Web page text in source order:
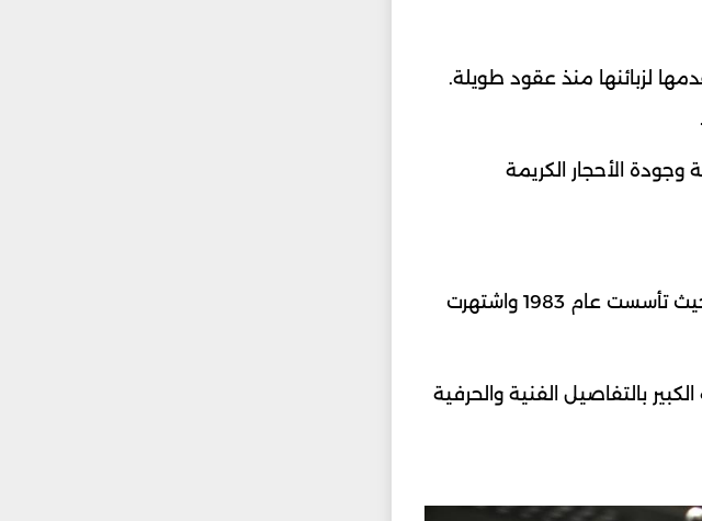
التي تقدمها لزبائنها منذ عقود طويلة.
الأحجار الكريمة
تعتبر علامة ياسر يونس من العلامات اللبنانية المميزة في عالم الذهب والمجوهرات. حيث تأسست عام 1983 واشتهرت
بالتفاصيل الفنية والحرفية